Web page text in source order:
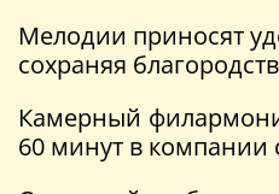
Мелодии приносят
сохраняя
Камерный
60 минут в компании